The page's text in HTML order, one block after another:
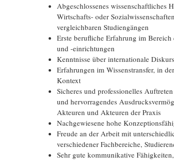
Abgeschlossenes wissenschaftliches
Wirtschafts- oder
vergleichbaren Studiengängen
Erste berufliche Erfahrung im
und -einrichtungen
Kenntnisse über internationale
Erfahrungen im Wissenstransfer, in
Kontext
Sicheres und professionelles
und hervorragendes
Akteuren und Akteuren der Praxis
Nachgewiesene hohe
Freude an der Arbeit mit
verschiedener Fachbereiche,
Sehr gute kommunikative